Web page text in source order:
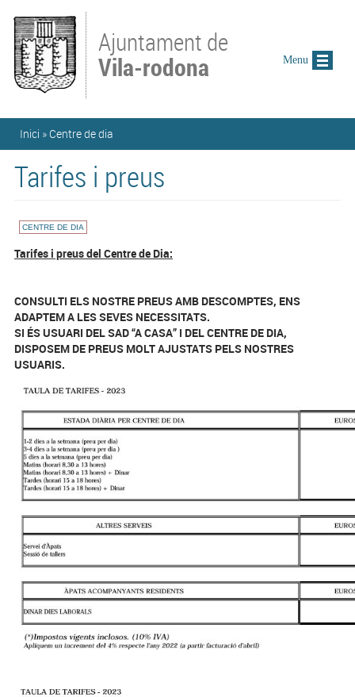
Ajuntament de
Vila-rodona
Esteu aquí
Inici » Centre de dia
Tarifes i preus
CENTRE DE DIA
Tarifes i preus del Centre de Dia:
CONSULTI ELS NOSTRE PREUS AMB DESCOMPTES, ENS
ADAPTEM A LES SEVES NECESSITATS.
SI ÉS USUARI DEL SAD “A CASA” I DEL CENTRE DE DIA,
DISPOSEM DE PREUS MOLT AJUSTATS PELS NOSTRES
USUARIS.
Menu